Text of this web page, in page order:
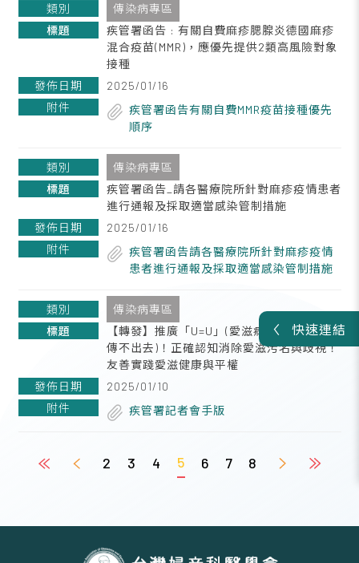
快速連結
傳染病專區
疾管署函告 : 有關自費麻疹腮腺炎德國麻疹
混合疫苗(MMR)，應優先提供2類高風險對象
接種
2025/01/16
疾管署函告有關自費MMR疫苗接種優先
順序
傳染病專區
疾管署函告_請各醫療院所針對麻疹疫情患者
進行通報及採取適當感染管制措施
2025/01/16
疾管署函告請各醫療院所針對麻疹疫情
患者進行通報及採取適當感染管制措施
傳染病專區
【轉發】推廣「U=U」(愛滋病毒量測不到＝
傳不出去)！正確認知消除愛滋污名與歧視！
友善實踐愛滋健康與平權
2025/01/10
疾管署記者會手版
2 3 4 5 6 7 8